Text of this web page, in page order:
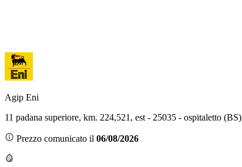
Agip Eni
11 padana superiore, km. 224,521, est - 25035 - ospitaletto (BS)
Prezzo comunicato il 06/08/2026